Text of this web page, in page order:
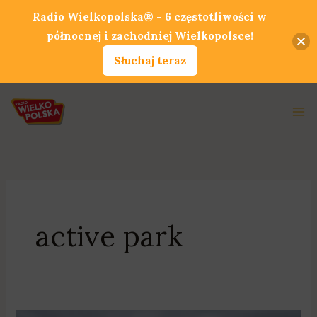
active park
Radio Wielkopolska® - 6 częstotliwości w
północnej i zachodniej Wielkopolsce!
Słuchaj teraz